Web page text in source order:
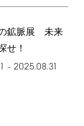
鉱脈展 未来
せ！
– 2025.08.31